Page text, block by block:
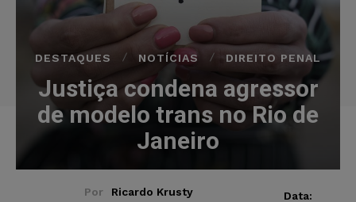
DESTAQUES NOTÍCIAS DIREITO PENAL
Justiça condena agressor
de modelo trans no Rio de
Janeiro
Por Ricardo Krusty
Data: